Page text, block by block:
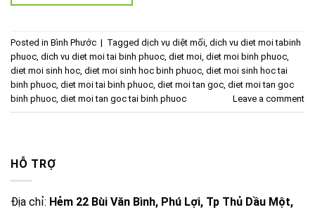
Posted in Bình Phước | Tagged dịch vụ diệt mối, dich vu diet moi tabinh
phuoc, dich vu diet moi tai binh phuoc, diet moi, diet moi binh phuoc,
diet moi sinh hoc, diet moi sinh hoc binh phuoc, diet moi sinh hoc tai
binh phuoc, diet moi tai binh phuoc, diet moi tan goc, diet moi tan goc
binh phuoc, diet moi tan goc tai binh phuoc Leave a comment
HỖ TRỢ
Địa chỉ: Hẻm 22 Bùi Văn Bình, Phú Lợi, Tp Thủ Dầu Một,